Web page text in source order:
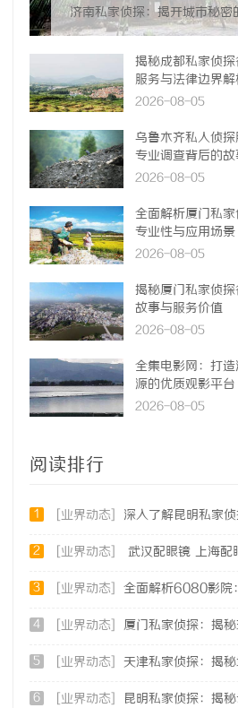
济南私家侦探：揭开城市秘密
业侦查服务
揭秘成都私家侦
服务与法律边界解
2026-08-05
乌鲁木齐私人侦
专业调查背后的
2026-08-05
全面解析厦门私
专业性与应用场景
2026-08-05
揭秘厦门私家侦
故事与服务价值
2026-08-05
全集电影网：打
源的优质观影平台
2026-08-05
阅读排行
1 [业界动态] 深入了解昆明私家侦探服务的重要
2 [业界动态] 武汉配眼镜 上海配
3 [业界动态] 全面解析6080影院：热门影视资源
4 [业界动态] 厦门私家侦探：揭秘现代城市的
5 [业界动态] 天津私家侦探：揭秘城市背后的
6 [业界动态] 昆明私家侦探：揭秘云南春城中的